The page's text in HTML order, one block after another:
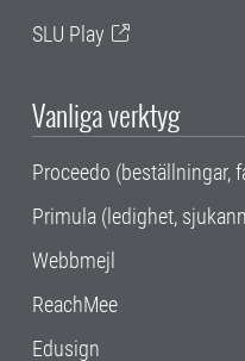
SLU Play
Vanliga verktyg
Proceedo (beställningar,
Primula (ledighet,
Webbmejl
ReachMee
Edusign